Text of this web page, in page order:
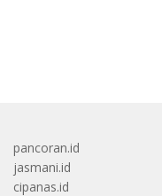
pancoran.id
jasmani.id
cipanas.id